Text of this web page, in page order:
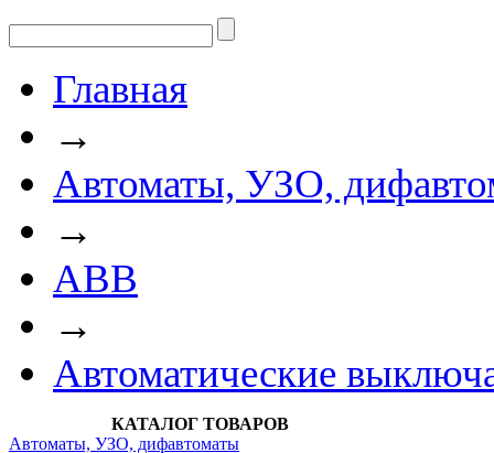
Главная
→
Автоматы, УЗО,
→
АВВ
→
Автоматические
КАТАЛОГ ТОВАРОВ
Автоматы, УЗО, дифавтоматы